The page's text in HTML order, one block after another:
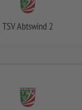
TSV Abtswind 2